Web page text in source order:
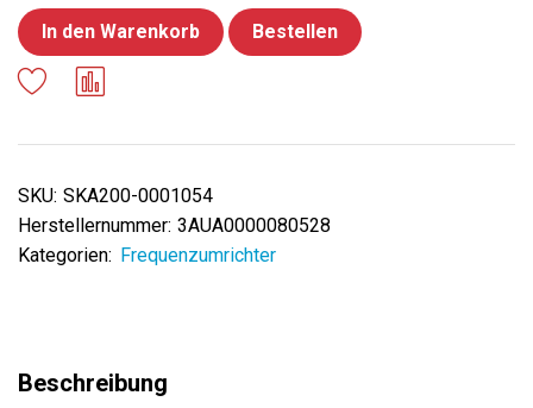
In den Warenkorb Bestellen
SKU: SKA200-0001054
Herstellernummer: 3AUA0000080528
Kategorien: Frequenzumrichter